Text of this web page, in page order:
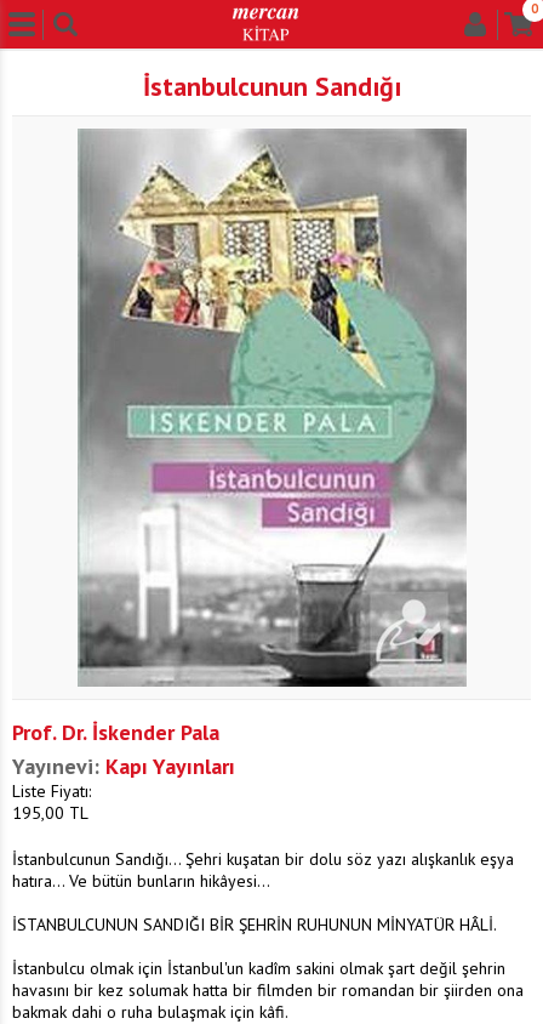
0
İstanbulcunun Sandığı
Prof. Dr. İskender Pala
Yayınevi: Kapı Yayınları
Liste Fiyatı:
195,00 TL
İstanbulcunun Sandığı... Şehri kuşatan bir dolu söz yazı alışkanlık eşya
hatıra... Ve bütün bunların hikâyesi...
İSTANBULCUNUN SANDIĞI BİR ŞEHRİN RUHUNUN MİNYATÜR HÂLİ.
İstanbulcu olmak için İstanbul'un kadîm sakini olmak şart değil şehrin
havasını bir kez solumak hatta bir filmden bir romandan bir şiirden ona
bakmak dahi o ruha bulaşmak için kâfi.